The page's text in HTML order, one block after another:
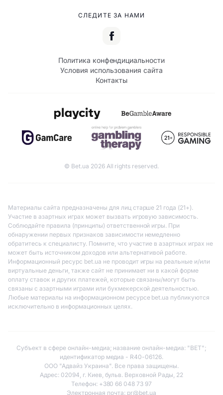
СЛЕДИТЕ ЗА НАМИ
Политика конфендициальности
Условия использования сайта
Контакты
© Bet.ua 2026 All rights reserved.
Материалы сайта предназначены для лиц старше 21 года (21+).
Участие в азартных играх может вызвать игровую зависимость.
Соблюдайте правила (принципы) ответственной игры. При
обнаружении первых признаков зависимости немедленно
обратитесь к специалисту. Помните, что участие в азартных играх не
может быть источником доходов или альтернативой работе.
Информационный ресурс bet.ua не проводит игры на реальные и/или
виртуальные деньги, также сайт не принимает ни в какой форме
оплату ставок и других платежей, которые связаны/могут быть
связаны с азартными играми или букмекерской деятельностью.
Любые материалы на информационном ресурсе bet.ua публикуются
исключительно в информационных целях.
Субъект в сфере онлайн-медиа; название онлайн-медиа: "BET";
идентификатор медиа - R40-06126.
ООО "Адвайз Украина". Все права защищены.
Адрес: 02094, г. Киев, бульв. Верховной Рады, 22
Телефон: +380 66 048 73 97
Электронная почта: pr@bet.ua